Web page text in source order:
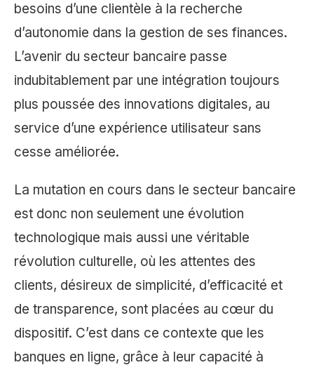
besoins d’une clientèle à la recherche
d’autonomie dans la gestion de ses finances.
L’avenir du secteur bancaire passe
indubitablement par une intégration toujours
plus poussée des innovations digitales, au
service d’une expérience utilisateur sans
cesse améliorée.
La mutation en cours dans le secteur bancaire
est donc non seulement une évolution
technologique mais aussi une véritable
révolution culturelle, où les attentes des
clients, désireux de simplicité, d’efficacité et
de transparence, sont placées au cœur du
dispositif. C’est dans ce contexte que les
banques en ligne, grâce à leur capacité à